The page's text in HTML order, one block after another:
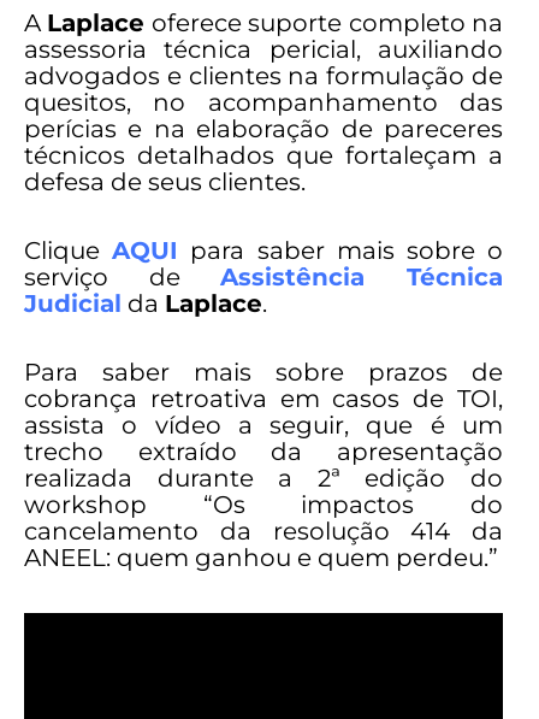
A Laplace oferece suporte completo na
assessoria técnica pericial, auxiliando
advogados e clientes na formulação de
quesitos, no acompanhamento das
perícias e na elaboração de pareceres
técnicos detalhados que fortaleçam a
defesa de seus clientes.
CliqueAQUI para saber mais sobre o
serviço deAssistência Técnica
Judicial da Laplace.
Para saber mais sobre prazos de
cobrança retroativa em casos de TOI,
assista o vídeo a seguir, que é um
trecho extraído da apresentação
realizada durante a 2ª edição do
workshop “Os impactos do
cancelamento da resolução 414 da
ANEEL: quem ganhou e quem perdeu.”